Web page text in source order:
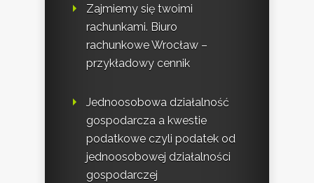
Zajmiemy się twoimi
rachunkami. Biuro
rachunkowe Wrocław –
przykładowy cennik
Jednoosobowa działalność
gospodarcza a kwestie
podatkowe czyli podatek od
jednoosobowej działalności
gospodarczej